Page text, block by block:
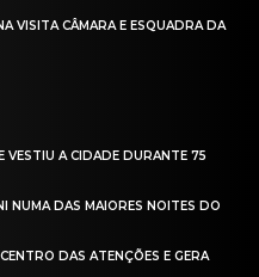
VISITA CÂMARA E ESQUADRA DA
VESTIU A CIDADE DURANTE 75
NUMA DAS MAIORES NOITES DO
DAS ATENÇÕES E GERA